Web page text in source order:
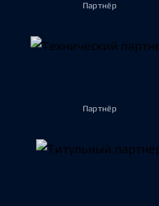
Партнёр
Партнёр